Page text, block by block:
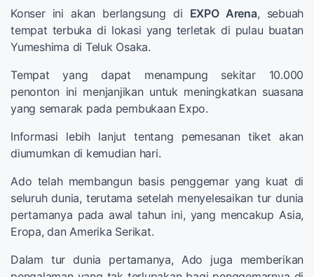
Konser ini akan berlangsung di EXPO Arena, sebuah
tempat terbuka di lokasi yang terletak di pulau buatan
Yumeshima di Teluk Osaka.
Tempat yang dapat menampung sekitar 10.000
penonton ini menjanjikan untuk meningkatkan suasana
yang semarak pada pembukaan Expo.
Informasi lebih lanjut tentang pemesanan tiket akan
diumumkan di kemudian hari.
Ado telah membangun basis penggemar yang kuat di
seluruh dunia, terutama setelah menyelesaikan tur dunia
pertamanya pada awal tahun ini, yang mencakup Asia,
Eropa, dan Amerika Serikat.
Dalam tur dunia pertamanya, Ado juga memberikan